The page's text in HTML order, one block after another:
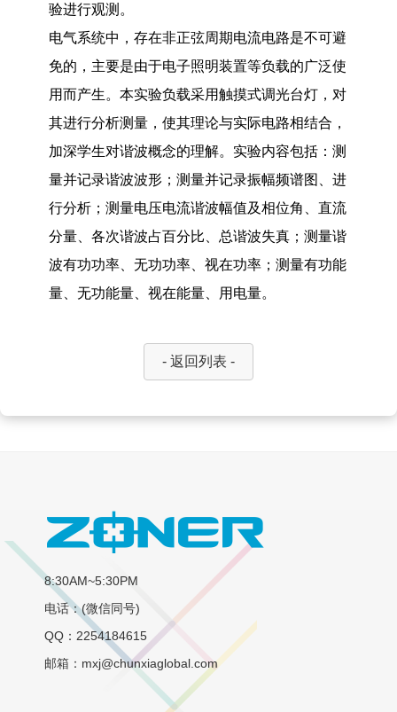
验进行观测。
电气系统中，存在非正弦周期电流电路是不可避
免的，主要是由于电子照明装置等负载的广泛使
用而产生。本实验负载采用触摸式调光台灯，对
其进行分析测量，使其理论与实际电路相结合，
加深学生对谐波概念的理解。实验内容包括：测
量并记录谐波波形；测量并记录振幅频谱图、进
行分析；测量电压电流谐波幅值及相位角、直流
分量、各次谐波占百分比、总谐波失真；测量谐
波有功功率、无功功率、视在功率；测量有功能
量、无功能量、视在能量、用电量。
- 返回列表 -
8:30AM~5:30PM
电话：(微信同号)
QQ：2254184615
邮箱：mxj@chunxiaglobal.com